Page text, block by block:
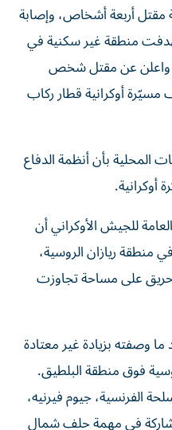
مقتل أربعة أشخاص، وإصابة
منطقة غير سكنية في
واعلن عن مقتل شخص
مسيّرة أوكرانية قطار ركاب
بأن أنظمة الدفاع
للجيش الأوكراني أن
منطقة ريازان الروسية،
حريق على مساحة تجاوزت
وصفته بزيادة غير معتادة
فوق منطقة البلطيق.
الفرنسية، جيوم فيرنيه،
في مهمة حلف شمال